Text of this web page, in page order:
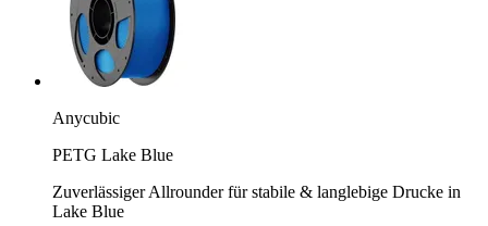
Anycubic
PETG Lake Blue
Zuverlässiger Allrounder für stabile & langlebige Drucke in
Lake Blue